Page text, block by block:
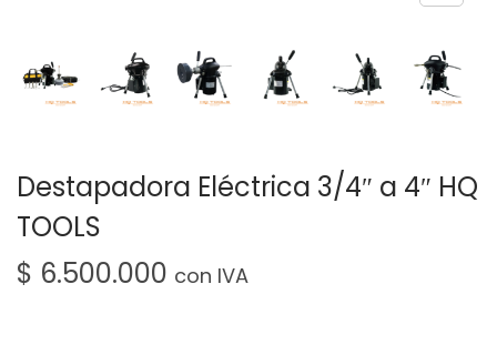
Destapadora Eléctrica 3/4″ a 4″ HQ
TOOLS
$ 6.500.000 con IVA